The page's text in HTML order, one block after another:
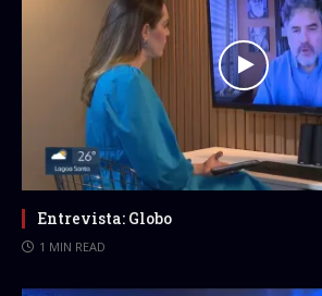
Entrevista: Globo
1 MIN READ